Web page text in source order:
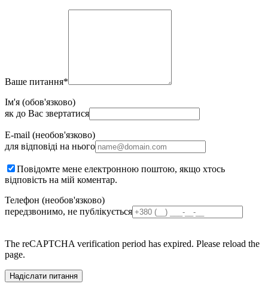
Ваше питання*
Ім'я (обов'язково)
як до Вас звертатися
E-mail (необов'язково)
для відповіді на нього
Повідомте мене електронною поштою, якщо хтось
відповість на мій коментар.
Телефон (необов'язково)
передзвонимо, не публікується
The reCAPTCHA verification period has expired. Please reload the
page.